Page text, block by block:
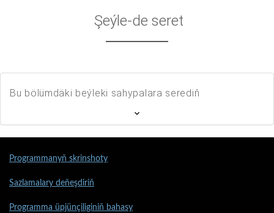
Şeýle-de seret
Bu bölümdäki beýleki sahypalara serediň
Programmanyň skrinshoty
Sazlamalary deňeşdiriň
Programma üpjünçiliginiň bahasy